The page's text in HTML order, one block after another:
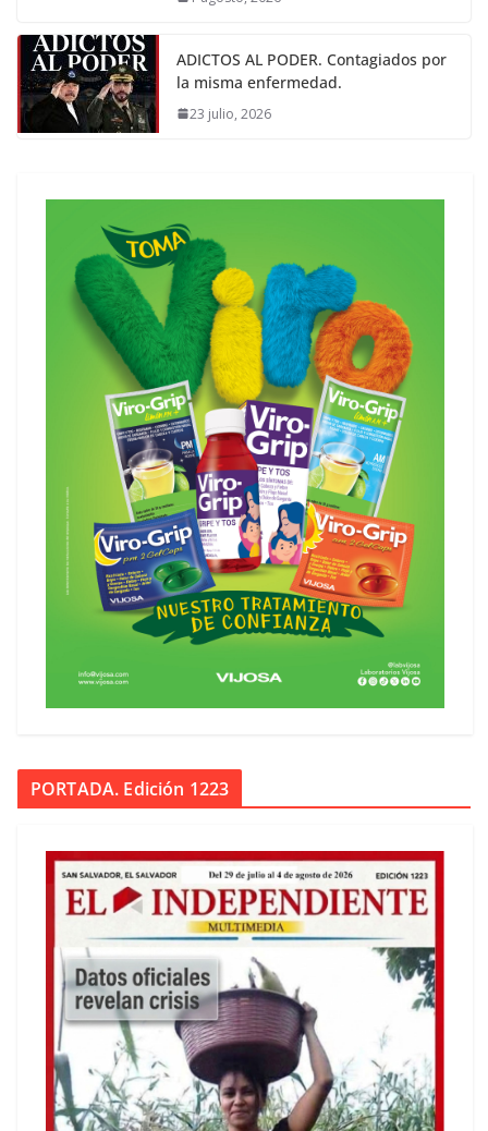
ADICTOS AL PODER. Contagiados por
la misma enfermedad.
23 julio, 2026
PORTADA. Edición 1223